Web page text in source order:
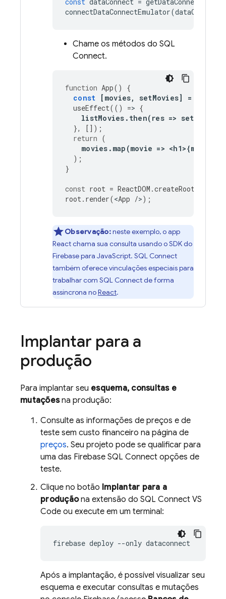
connectDataConnectEmulator(dataConnect
Chame os métodos do SQL
Connect.
function App()
{
const
[ movies, setMovies] =
useEffect(() => {
listMovies . then( res => setMovies
},
[]);
return (
movies . map (movie => <h1>{movie
);
}
const root = ReactDOM .createRoot
root. render(<App />);
Observação:neste exemplo, o app
React chama sua consulta usando o SDK do
Firebase para JavaScript. SQL Connect
também oferece vinculações especiais para
trabalhar com SQL Connectde forma
assíncrona noReact.
Implantar para a
produção
Para implantar seu esquema, consultas e
mutaçõesna produção:
Consulte as informações de preços e de
teste sem custo financeiro na página de
preços. Seu projeto pode se qualificar para
uma das Firebase SQL Connect opções de
teste.
Clique no botão Implantar para a
produçãona extensão do SQL Connect VS
Code ou execute em um terminal:
firebase deploy --only
Após a implantação, é possível visualizar seu
esquema e executar consultas e mutações